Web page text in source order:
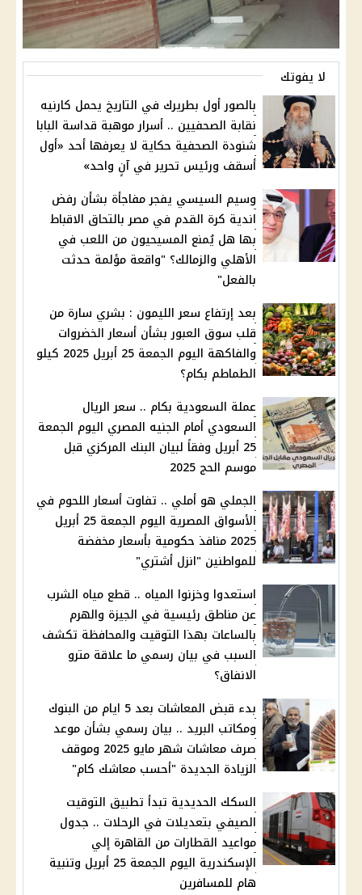
لا يفوتك
بالصور أول بطريرك في التاريخ يحمل كارنيه
نقابة الصحفيين .. أسرار موهبة قداسة البابا
شنودة الصحفية حكاية لا يعرفها أحد «أول
أسقف ورئيس تحرير في آنٍ واحد»
وسيم السيسي يفجر مفاجأة بشأن رفض
اندية كرة القدم في مصر بالتحاق الاقباط
بها هل يُمنع المسيحيون من اللعب في
الأهلي والزمالك؟ "واقعة مؤلمة حدثت
بالفعل"
بعد إرتفاع سعر الليمون : بشري سارة من
قلب سوق العبور بشأن أسعار الخضروات
والفاكهة اليوم الجمعة 25 أبريل 2025 كيلو
الطماطم بكام؟
عملة السعودية بكام .. سعر الريال
السعودي أمام الجنيه المصري اليوم الجمعة
25 أبريل وفقاً لبيان البنك المركزي قبل
موسم الحج 2025
الجملي هو أملي .. تفاوت أسعار اللحوم في
الأسواق المصرية اليوم الجمعة 25 أبريل
2025 منافذ حكومية بأسعار مخفضة
للمواطنين "انزل أشتري"
استعدوا وخزنوا المياه .. قطع مياه الشرب
عن مناطق رئيسية في الجيزة والهرم
بالساعات بهذا التوقيت والمحافظة تكشف
السبب في بيان رسمي ما علاقة مترو
الانفاق؟
بدء قبض المعاشات بعد 5 ايام من البنوك
ومكاتب البريد .. بيان رسمي بشأن موعد
صرف معاشات شهر مايو 2025 وموقف
الزيادة الجديدة "أحسب معاشك كام"
السكك الحديدية تبدأ تطبيق التوقيت
الصيفي بتعديلات في الرحلات .. جدول
مواعيد القطارات من القاهرة إلي
الإسكندرية اليوم الجمعة 25 أبريل وتنبية
هام للمسافرين